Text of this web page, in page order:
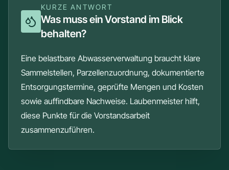
KURZE ANTWORT
Was muss ein Vorstand im Blick
behalten?
Eine belastbare Abwasserverwaltung braucht klare
Sammelstellen, Parzellenzuordnung, dokumentierte
Entsorgungstermine, geprüfte Mengen und Kosten
sowie auffindbare Nachweise. Laubenmeister hilft,
diese Punkte für die Vorstandsarbeit
zusammenzuführen.